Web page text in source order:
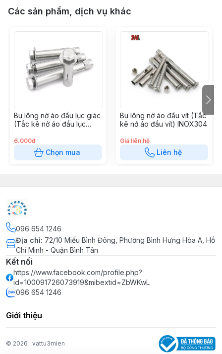
Các sản phẩm, dịch vụ khác
Bu lông nở áo đầu lục giác
(Tắc kê nở áo đầu lục
6.000đ
Chọn mua
Bu lông nở áo đầu vít (Tắc
kê nở áo đầu vít) INOX304
Giá liên hệ
Liên hệ
096 654 1246
Địa chỉ: 72/10 Miếu Bình Đông, Phường Bình Hưng Hòa A, Hồ
Chí Minh - Quận Bình Tân
Kết nối
https://www.facebook.com/profile.php?
id=100091726073919&mibextid=ZbWKwL
096 654 1246
Giới thiệu
© 2026 vattu3mien